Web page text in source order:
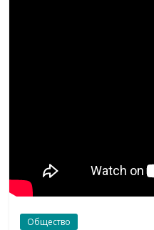
Общество